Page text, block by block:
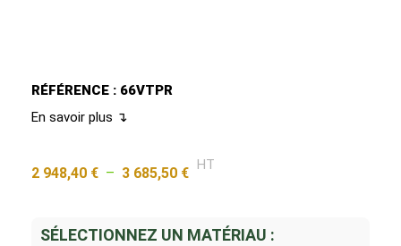
RÉFÉRENCE : 66VTPR
En savoir plus ↴
2 948,40 € – 3 685,50 € HT
SÉLECTIONNEZ UN MATÉRIAU :